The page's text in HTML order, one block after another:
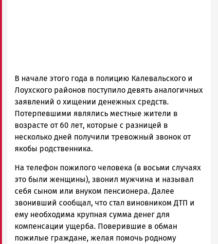
В начале этого года в полицию Калевальского и
Лоухского районов поступило девять аналогичных
заявлений о хищении денежных средств.
Потерпевшими являлись местные жители в
возрасте от 60 лет, которые с разницей в
несколько дней получили тревожный звонок от
якобы родственника.
На телефон пожилого человека (в восьми случаях
это были женщины), звонил мужчина и называл
себя сыном или внуком пенсионера. Далее
звонивший сообщал, что стал виновником ДТП и
ему необходима крупная сумма денег для
компенсации ущерба. Поверившие в обман
пожилые граждане, желая помочь родному